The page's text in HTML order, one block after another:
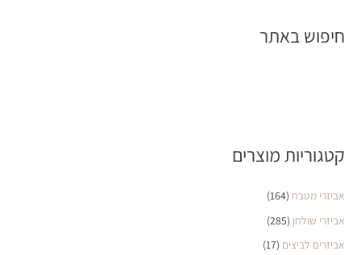
חיפוש באתר
קטגוריות מוצרים
אביזרי מטבח (164)
אביזרי שולחן (285)
אביזרים לביצים (17)